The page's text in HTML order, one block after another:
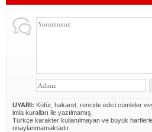
UYARI: Küfür, hakaret, rencide edici cümleler
imla kuralları ile yazılmamış,
Türkçe karakter kullanılmayan ve büyük
onaylanmamaktadır.